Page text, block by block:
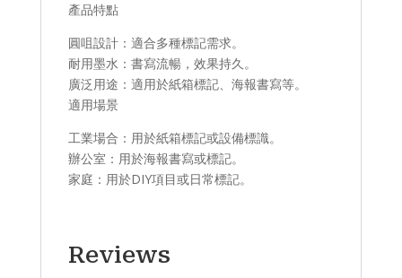
產品特點​
​圓咀設計：適合多種標記需求。
​耐用墨水：書寫流暢，效果持久。
​廣泛用途：適用於紙箱標記、海報書寫等。
適用場景​
工業場合：用於紙箱標記或設備標識。
辦公室：用於海報書寫或標記。
家庭：用於DIY項目或日常標記。
Reviews